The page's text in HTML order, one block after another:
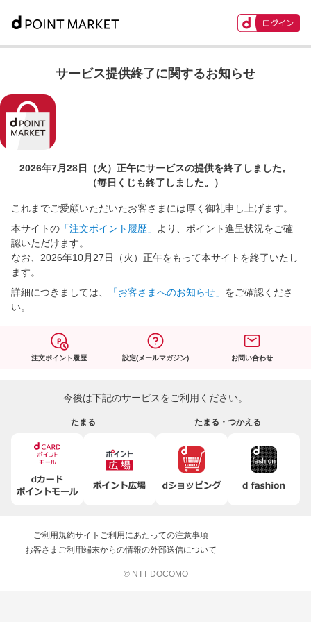
サービス提供終了に関するお知らせ
2026年7月28日（火）正午にサービスの提供を終了しました。
（毎日くじも終了しました。）
これまでご愛顧いただいたお客さまには厚く御礼申し上げます。
本サイトの 「注文ポイント履歴」
より、ポイント進呈状況をご確
認いただけます。
なお、2026年10月27日（火）正午をもって本サイトを終了いたし
ます。
詳細につきましては、
「お客さまへのお知らせ」 をご確認くださ
い。
注文ポイント履歴 設定(メールマガジン) お問い合わせ
今後は下記のサービスをご利用ください。
たまる たまる・つかえる
ご利用規約サイトご利用にあたっての注意事項
お客さまご利用端末からの情報の外部送信について
© NTT DOCOMO